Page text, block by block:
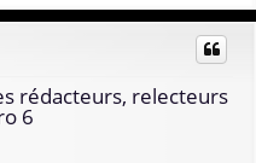
u
rédacteurs, relecteurs
6